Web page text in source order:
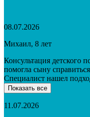
08.07.2026
Михаил, 8 лет
Консультация детского
помогла сыну
Специалист нашел
Показать все
11.07.2026